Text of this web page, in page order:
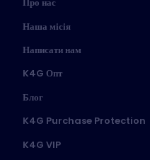
Наша місія
Написати нам
K4G Опт
Блог
K4G Purchase Protection
K4G VIP